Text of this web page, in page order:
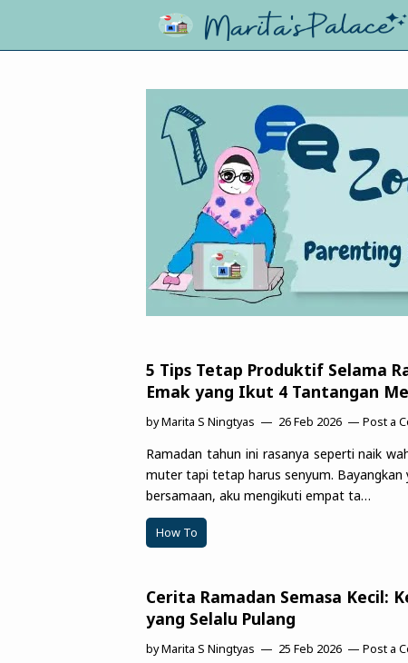
5 Tips Tetap Produktif Selama
Emak yang Ikut 4 Tantangan
byMarita S Ningtyas 26 Feb 2026 Post a
Ramadan tahun ini rasanya seperti naik
muter tapi tetap harus senyum. Bayangkan
bersamaan, aku mengikuti empat ta…
How To
Cerita Ramadan Semasa Kecil:
yang Selalu Pulang
byMarita S Ningtyas 25 Feb 2026 Post a